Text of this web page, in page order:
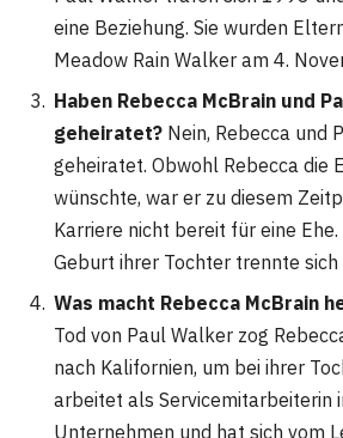
eine Beziehung. Sie wurden
Meadow Rain Walker am 4.
Haben Rebecca McBrain und
geheiratet? Nein, Rebecca und
geheiratet. Obwohl Rebecca die
wünschte, war er zu diesem
Karriere nicht bereit für eine
Geburt ihrer Tochter trennte sich
Was macht Rebecca McBrain
Tod von Paul Walker zog
nach Kalifornien, um bei ihrer
arbeitet als Servicemitarbeiterin
Unternehmen und hat sich vom